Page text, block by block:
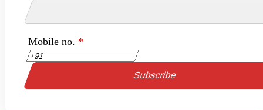
Mobile no. *